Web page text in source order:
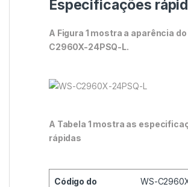
Especificações
A Figura 1 mostra a aparência
C2960X-24PSQ-L.
A Tabela 1 mostra as
rápidas
Código do
WS-